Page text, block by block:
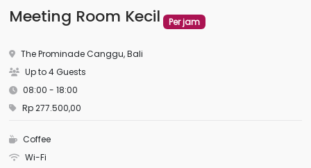
Meeting Room Kecil Per jam
The Prominade Canggu, Bali
Up to 4 Guests
08:00 - 18:00
Rp 277.500,00
Coffee
Wi-Fi